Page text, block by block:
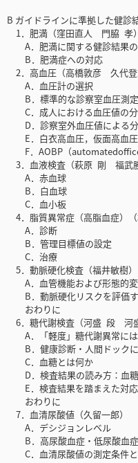
B ガイドラインに準拠した健診
1．肥満（窪田直人 門脇 孝）
A．肥満に関する健診結果
B．肥満症への対応
2．高血圧（高橋敦彦 久代登
A．血圧計の選択
B．標準的な診察室血圧測
C．成人における血圧値の
D．診察室外血圧値による
E．白衣高血圧，仮面高血圧
F．AOBP（
3．血液検査（萩原 剛 福武勝
A．赤血球
B．白血球
C．血小板
4．脂質異常症（高脂血症）
A．診断
B．管理目標値の設定
C．治療
5．動脈硬化検査（福井敏樹）
A．血管機能および形態的変
B．動脈硬化リスクを評価す
おわりに
6．糖代謝検査（河盛 段 河盛
A．「軽度」糖代謝異常には
B．健康診断・人間ドックに
C．血糖とは何か
D．検査結果の読み方：血
E．検査結果を踏まえた対応
おわりに
7．血清尿酸値（久留一郎）
A．デシジョンレベル
B．高尿酸血症・低尿酸血
C．血清尿酸値の測定条件と